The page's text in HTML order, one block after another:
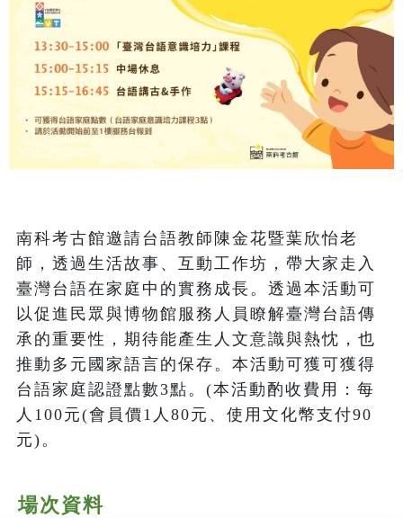
南科考古館邀請台語教師陳金花暨葉欣怡老
師，透過生活故事、互動工作坊，帶大家走入
臺灣台語在家庭中的實務成長。透過本活動可
以促進民眾與博物館服務人員瞭解臺灣台語傳
承的重要性，期待能產生人文意識與熱忱，也
推動多元國家語言的保存。本活動可獲可獲得
台語家庭認證點數3點。(本活動酌收費用：每
人100元(會員價1人80元、使用文化幣支付90
元)。
場次資料